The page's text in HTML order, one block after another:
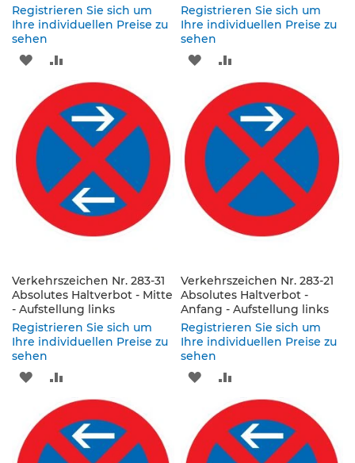
i
c
h
e
W
e
w
s
e
B
e
s
h
i
d
u
n
Registrieren Sie sich um
Ihre individuellen Preise zu
sehen
ZUR
WUNSCHLISTE
HINZUFÜGEN
VERGLEICHSLISTE
HINZUFÜGEN
Registrieren Sie sich um
Ihre individuellen Preise zu
sehen
ZUR
WUNSCHLISTE
HINZUFÜGEN
VERGLEICHSLISTE
HINZUFÜGEN
Verkehrszeichen Nr. 283-31
Absolutes Haltverbot - Mitte
- Aufstellung links
Registrieren Sie sich um
Ihre individuellen Preise zu
sehen
ZUR
WUNSCHLISTE
HINZUFÜGEN
VERGLEICHSLISTE
HINZUFÜGEN
Verkehrszeichen Nr. 283-21
Absolutes Haltverbot -
Anfang - Aufstellung links
Registrieren Sie sich um
Ihre individuellen Preise zu
sehen
ZUR
WUNSCHLISTE
HINZUFÜGEN
VERGLEICHSLISTE
HINZUFÜGEN